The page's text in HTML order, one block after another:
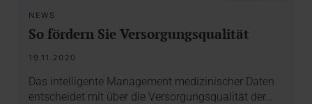
NEWS
So fördern Sie Versorgungsqualität
19.11.2020
Das intelligente Management medizinischer Daten
entscheidet mit über die Versorgungsqualität der…